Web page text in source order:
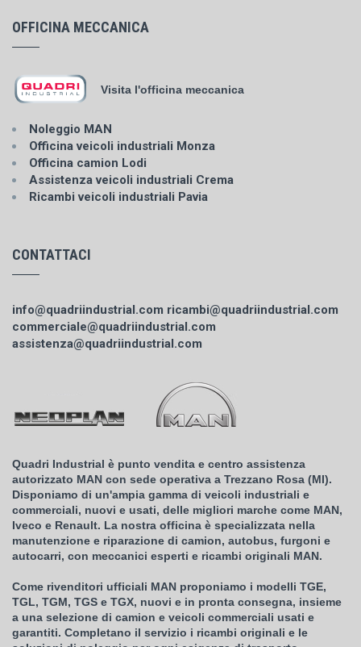
OFFICINA MECCANICA
Visita l'officina meccanica
Noleggio MAN
Officina veicoli industriali Monza
Officina camion Lodi
Assistenza veicoli industriali Crema
Ricambi veicoli industriali Pavia
CONTATTACI
info@quadriindustrial.com ricambi@quadriindustrial.com
commerciale@quadriindustrial.com
assistenza@quadriindustrial.com
Quadri Industrial è punto vendita e centro assistenza
autorizzato MAN con sede operativa a Trezzano Rosa (MI).
Disponiamo di un'ampia gamma di veicoli industriali e
commerciali, nuovi e usati, delle migliori marche come MAN,
Iveco e Renault. La nostra officina è specializzata nella
manutenzione e riparazione di camion, autobus, furgoni e
autocarri, con meccanici esperti e ricambi originali MAN.
Come rivenditori ufficiali MAN proponiamo i modelli TGE,
TGL, TGM, TGS e TGX, nuovi e in pronta consegna, insieme
a una selezione di camion e veicoli commerciali usati e
garantiti. Completano il servizio i ricambi originali e le